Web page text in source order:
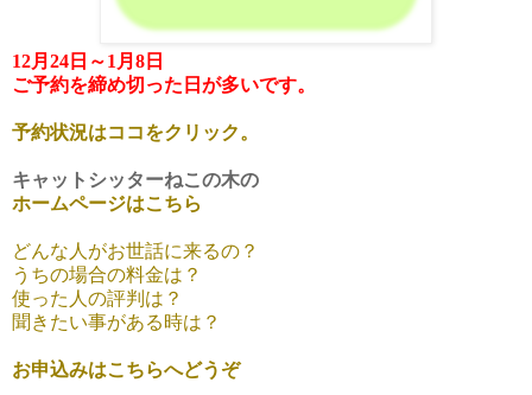
12月24日～1月8日
ご予約を締め切った日が多いです。
予約状況はココをクリック。
キャットシッターねこの木の
ホームページはこちら
どんな人がお世話に来るの？
うちの場合の料金は？
使った人の評判は？
聞きたい事がある時は？
お申込みはこちらへどうぞ